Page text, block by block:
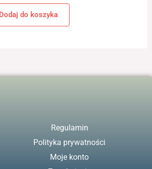
Dodaj do koszyka
Regulamin
Polityka prywatności
Moje konto